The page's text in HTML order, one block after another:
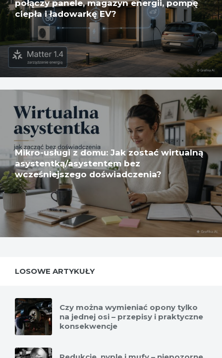
połączy panele, magazyn energii, pompę
ciepła i ładowarkę EV?
Mikro-usługi z domu: Jak zostać wirtualną
asystentką/asystentem bez
wcześniejszego doświadczenia?
LOSOWE ARTYKUŁY
Czy można wymieniać opony tylko
na jednej osi – przepisy i praktyczne
konsekwencje